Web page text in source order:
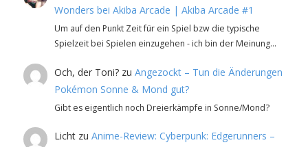
Wonders bei Akiba Arcade | Akiba Arcade #1
Um auf den Punkt Zeit für ein Spiel bzw die typische
Spielzeit bei Spielen einzugehen - ich bin der Meinung…
Och, der Toni? zuAngezockt – Tun die Änderungen
Pokémon Sonne & Mond gut?
Gibt es eigentlich noch Dreierkämpfe in Sonne/Mond?
Licht zuAnime-Review: Cyberpunk: Edgerunners –